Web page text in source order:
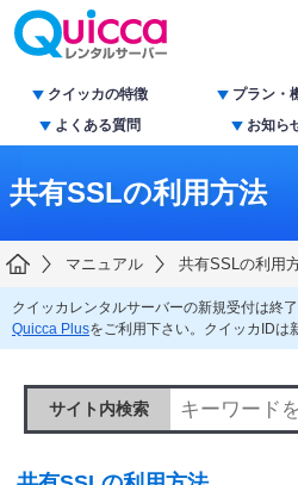
クイッカの特徴 プラン・
よくある質問
お知ら
共有SSLの利用方法
マニュアル 共有SSLの利用
クイッカレンタルサーバーの新規受付は終
Quicca Plusをご利用下さい。クイッカIDは
サイト内検索